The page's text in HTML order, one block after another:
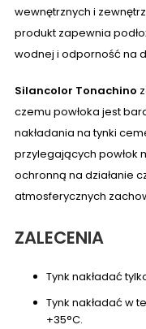
wewnętrznych i
produkt zapewnia
wodnej i odporność na
Silancolor Tonachino
czemu powłoka jest
nakładania na tynki
przylegających powłok
ochronną na działanie
atmosferycznych
ZALECENIA
Tynk nakładać
Tynk nakładać w
+35°C.